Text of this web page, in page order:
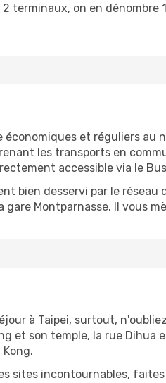
terminaux, on en dénombre
et réguliers au
les transports en
accessible via le
bien desservi par le
gare Montparnasse. Il vous
à Taipei, surtout,
et son temple, la rue
sites incontournables,